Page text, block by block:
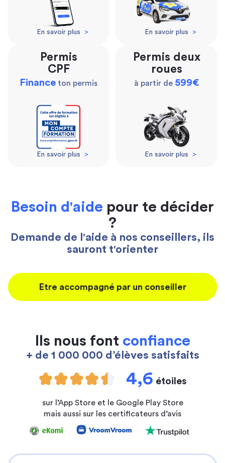
En savoir plus > En savoir plus >
Permis
CPF
Finance ton permis
En savoir plus >
Permis deux
roues
à partir de 599€
En savoir plus >
Besoin d'aide pour te décider
?
Demande de l'aide à nos conseillers, ils
sauront t'orienter
Etre accompagné par un conseiller
Ils nous font confiance
+ de 1 000 000 d’élèves satisfaits
4,6 étoiles
sur l’App Store et le Google Play Store
mais aussi sur les certificateurs d’avis